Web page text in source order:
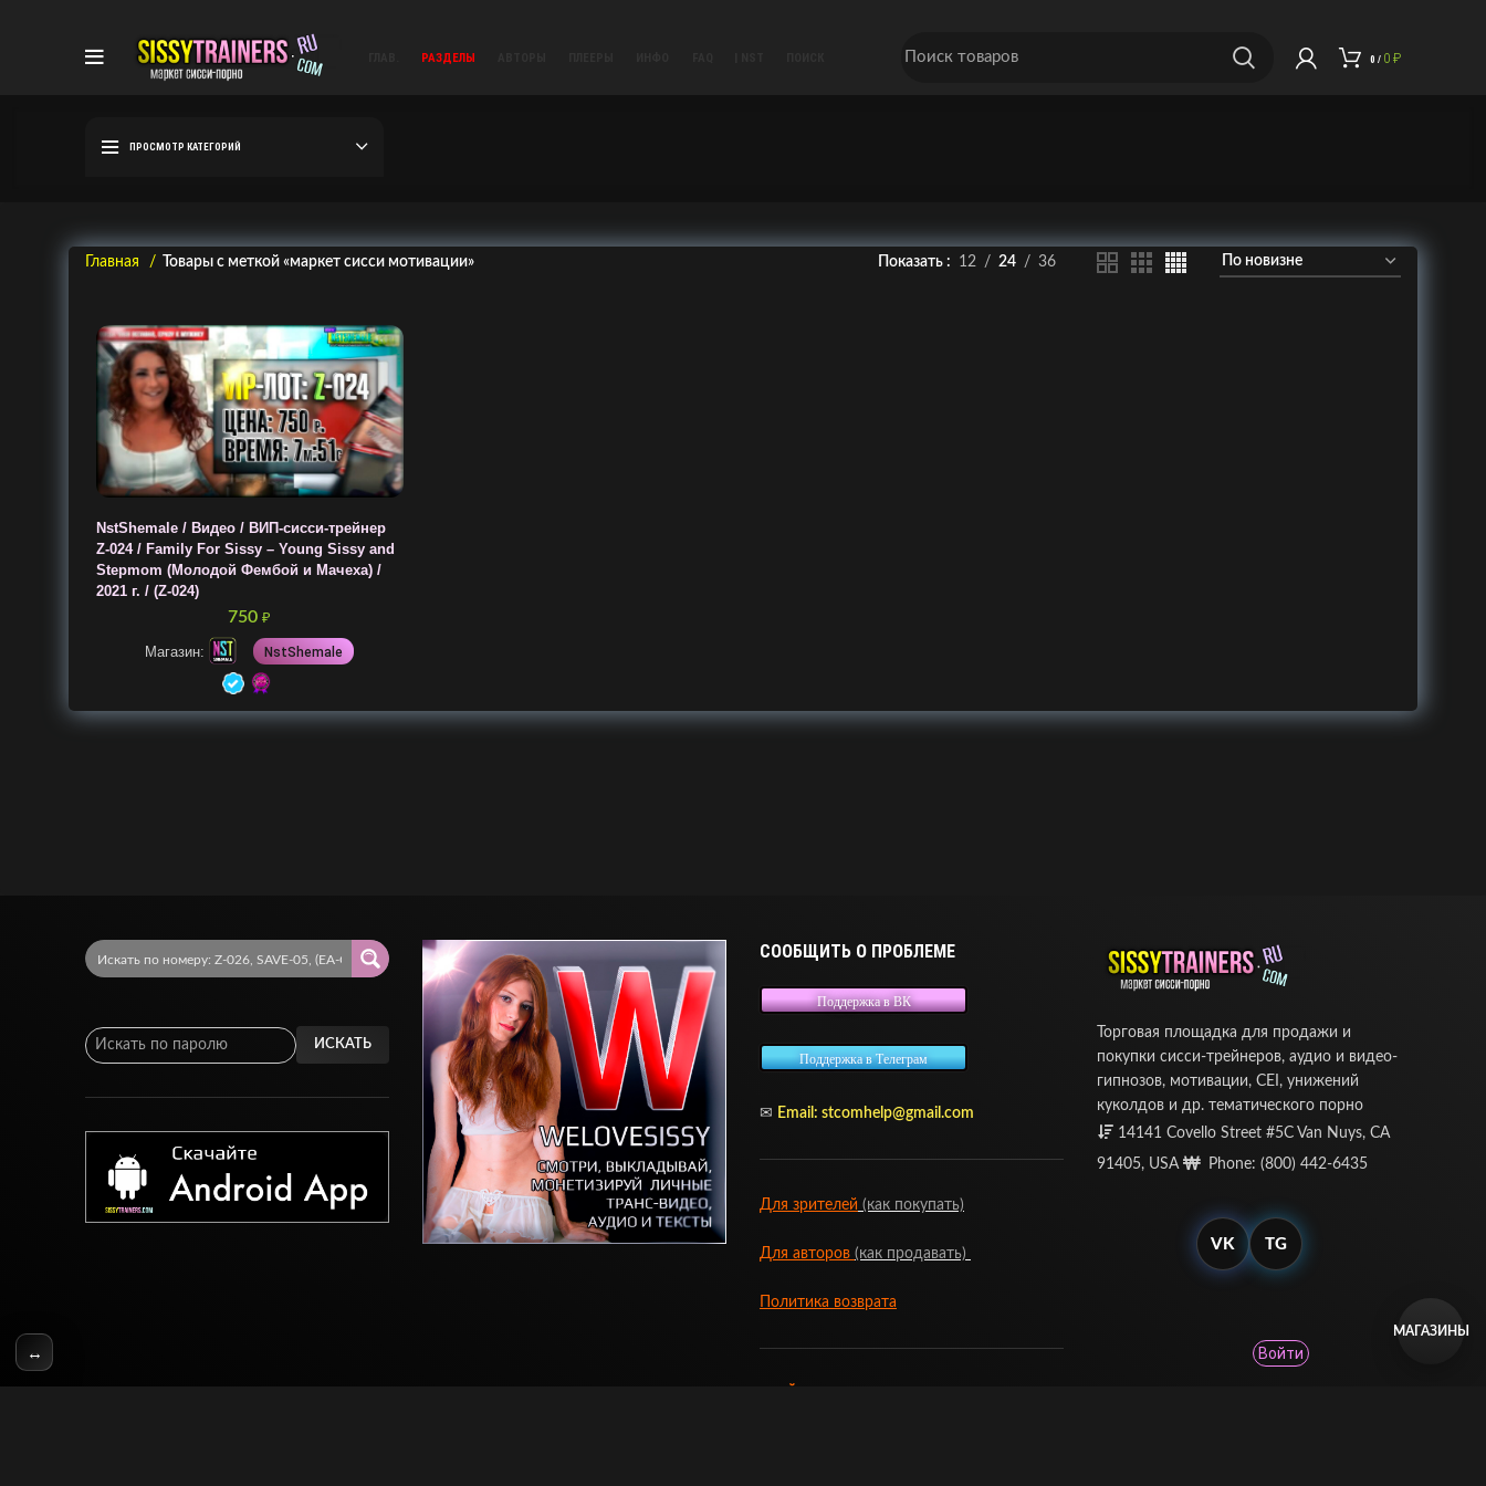
РАЗДЕЛЫ 0 / 0 ₽
ПРОСМОТР КАТЕГОРИЙ
Главная Товары с меткой «маркет сисси мотивации» Показать 12 24 36
NstShemale / Видео / ВИП-сисси-трейнер
Z-024 / Family For Sissy – Young Sissy and
Stepmom (Молодой Фембой и Мачеха) /
2021 г. / (Z-024)
750₽
Магазин: NstShemale
ИСКАТЬ
СООБЩИТЬ О ПРОБЛЕМЕ
Поддержка в ВК
Поддержка в Телеграм
✉ Email: stcomhelp@gmail.com
Для зрителей (как покупать)
Для авторов (как продавать)
Политика возврата
Торговая площадка для продажи и
покупки сисси-трейнеров, аудио и видео-
гипнозов, мотивации, CEI, унижений
куколдов и др. тематического порно
14141 Covello Street #5C Van Nuys, CA
91405, USA
Phone: (800) 442-6435
VK TG
↔ Войти
МАГАЗИНЫ